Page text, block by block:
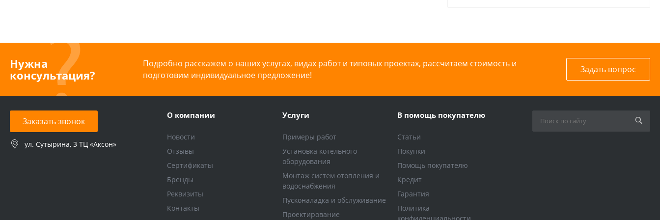
Нужна
консультация?
Подробно расскажем о наших услугах, видах работ и типовых проектах, рассчитаем стоимость и
подготовим индивидуальное предложение!
Задать вопрос
Заказать звонок
ул. Сутырина, 3 ТЦ «Аксон»
О компании
Новости
Отзывы
Сертификаты
Бренды
Реквизиты
Контакты
Услуги
Примеры работ
Установка котельного
оборудования
Монтаж систем отопления и
водоснабжения
Пусконаладка и обслуживание
Проектирование
В помощь покупателю
Статьи
Покупки
Помощь покупателю
Кредит
Гарантия
Политика
конфиденциальности